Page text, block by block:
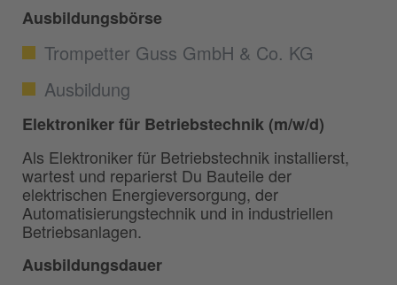
Ausbildungsbörse
Trompetter Guss GmbH & Co. KG
Ausbildung
Elektroniker für Betriebstechnik (m/w/d)
Als Elektroniker für Betriebstechnik installierst,
wartest und reparierst Du Bauteile der
elektrischen Energieversorgung, der
Automatisierungstechnik und in industriellen
Betriebsanlagen.
Ausbildungsdauer